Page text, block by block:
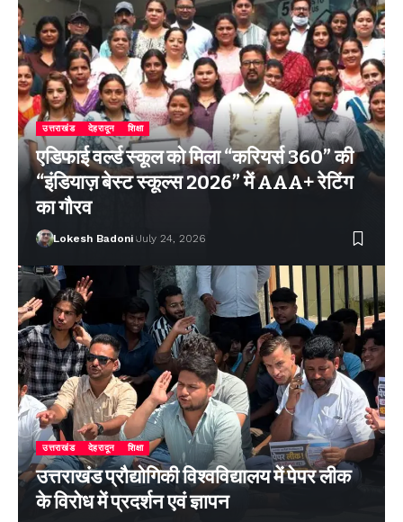
उत्तराखंड देहरादून शिक्षा
एडिफाई वर्ल्ड स्कूल को मिला “करियर्स 360” की
“इंडियाज़ बेस्ट स्कूल्स 2026” में AAA+ रेटिंग
का गौरव
Lokesh Badoni July 24, 2026
उत्तराखंड देहरादून शिक्षा
उत्तराखंड प्रौद्योगिकी विश्वविद्यालय में पेपर लीक
के विरोध में प्रदर्शन एवं ज्ञापन